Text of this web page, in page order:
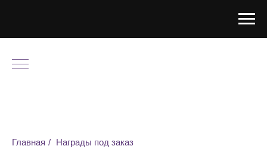
Главная / Награды под заказ